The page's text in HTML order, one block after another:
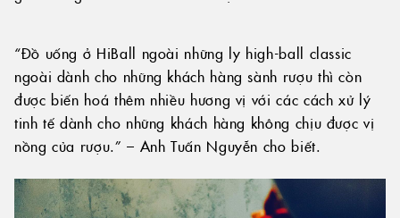
“Đồ uống ở HiBall ngoài những ly high-ball classic
ngoài dành cho những khách hàng sành rượu thì còn
được biến hoá thêm nhiều hương vị với các cách xử lý
tinh tế dành cho những khách hàng không chịu được vị
nồng của rượu.” – Anh Tuấn Nguyễn cho biết.